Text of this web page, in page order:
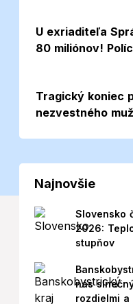
U exriaditeľa
80 miliónov!
Tragický koniec
nezvestného
Najnovšie
Slovensko
2026:
stupňov
nás
rozdielmi a